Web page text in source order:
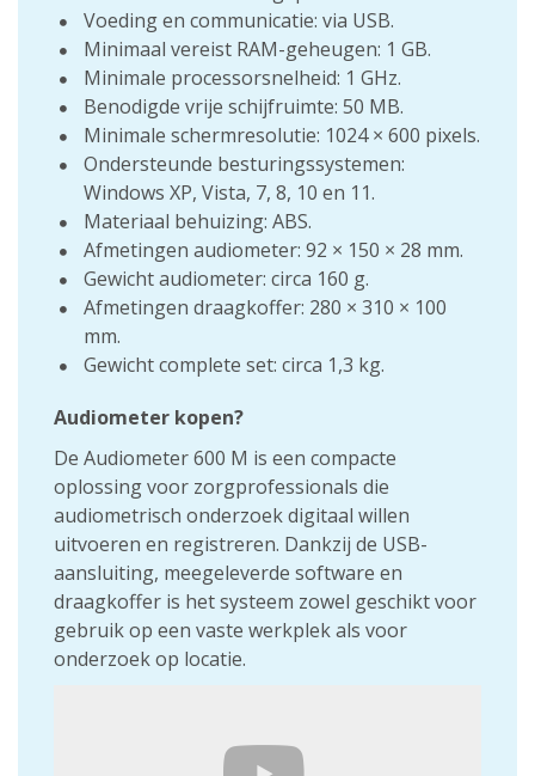
Voeding en communicatie: via USB.
Minimaal vereist RAM-geheugen: 1 GB.
Minimale processorsnelheid: 1 GHz.
Benodigde vrije schijfruimte: 50 MB.
Minimale schermresolutie: 1024 × 600 pixels.
Ondersteunde besturingssystemen:
Windows XP, Vista, 7, 8, 10 en 11.
Materiaal behuizing: ABS.
Afmetingen audiometer: 92 × 150 × 28 mm.
Gewicht audiometer: circa 160 g.
Afmetingen draagkoffer: 280 × 310 × 100
mm.
Gewicht complete set: circa 1,3 kg.
Audiometer kopen?
De Audiometer 600 M is een compacte
oplossing voor zorgprofessionals die
audiometrisch onderzoek digitaal willen
uitvoeren en registreren. Dankzij de USB-
aansluiting, meegeleverde software en
draagkoffer is het systeem zowel geschikt voor
gebruik op een vaste werkplek als voor
onderzoek op locatie.